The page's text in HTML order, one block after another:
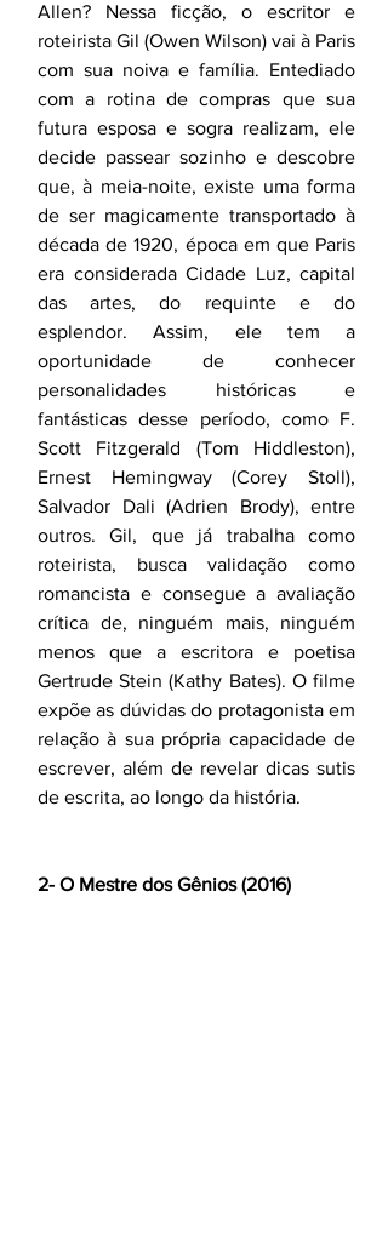
Allen? Nessa ficção, o escritor e
roteirista Gil (Owen Wilson) vai à Paris
com sua noiva e família. Entediado
com a rotina de compras que sua
futura esposa e sogra realizam, ele
decide passear sozinho e descobre
que, à meia-noite, existe uma forma
de ser magicamente transportado à
década de 1920, época em que Paris
era considerada Cidade Luz, capital
das artes, do requinte e do
esplendor. Assim, ele tem a
oportunidade de conhecer
personalidades históricas e
fantásticas desse período, como F.
Scott Fitzgerald (Tom Hiddleston),
Ernest Hemingway (Corey Stoll),
Salvador Dali (Adrien Brody), entre
outros. Gil, que já trabalha como
roteirista, busca validação como
romancista e consegue a avaliação
crítica de, ninguém mais, ninguém
menos que a escritora e poetisa
Gertrude Stein (Kathy Bates). O filme
expõe as dúvidas do protagonista em
relação à sua própria capacidade de
escrever, além de revelar dicas sutis
de escrita, ao longo da história.
2- O Mestre dos Gênios (2016)